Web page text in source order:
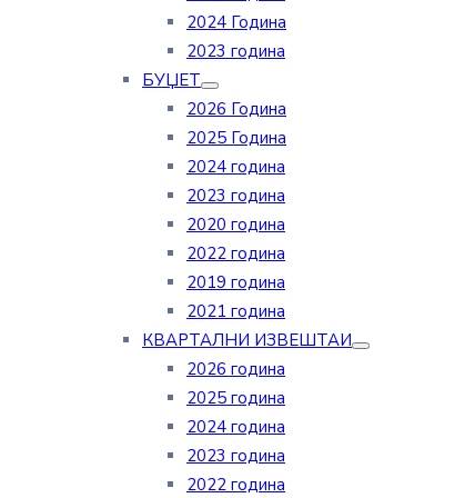
2024 Година
2023 година
БУЏЕТ
2026 Година
2025 Година
2024 година
2023 година
2020 година
2022 година
2019 година
2021 година
КВАРТАЛНИ ИЗВЕШТАИ
2026 година
2025 година
2024 година
2023 година
2022 година